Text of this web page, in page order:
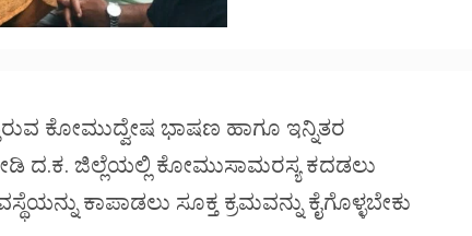
ಕೋಮುದ್ವೇಷ ಭಾಷಣ ಹಾಗೂ ಇನ್ನಿತರ
ದ.ಕ. ಜಿಲ್ಲೆಯಲ್ಲಿ ಕೋಮುಸಾಮರಸ್ಯ ಕದಡಲು
ಕಾಪಾಡಲು ಸೂಕ್ತ ಕ್ರಮವನ್ನು ಕೈಗೊಳ್ಳಬೇಕು